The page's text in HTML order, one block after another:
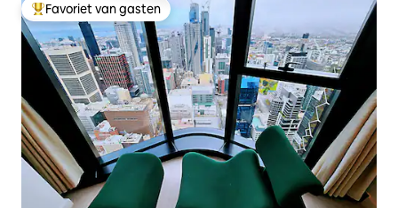
Topfavoriet van gasten
Favoriet van gasten